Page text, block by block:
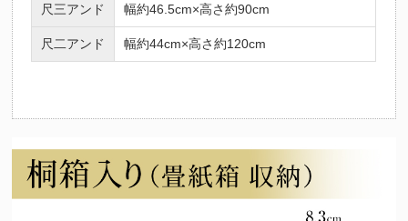
尺三アンド 幅約46.5cm×高さ約90cm
尺二アンド 幅約44cm×高さ約120cm